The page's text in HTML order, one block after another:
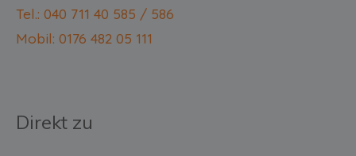
Tel.: 040 711 40 585 / 586
Mobil: 0176 482 05 111
Direkt zu